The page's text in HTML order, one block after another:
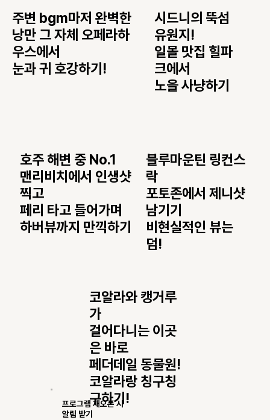
시드니의 뚝섬
유원지!
일몰 맛집 힐파
크에서
​노을 사냥하기
블루마운틴 링컨스
락
포토존에서 제니샷
남기기
​비현실적인 뷰는
덤!
호주 해변 중 No.1
맨리비치에서 인생샷
찍고
페리 타고 들어가며
하버뷰까지 만끽하기
주변 bgm마저 완벽한
낭만 그 자체 오페라하
우스에서
눈과 귀 호강하기!
코알라와 캥거루
가
걸어다니는 이곳
은 바로
페더데일 동물원!
코알라랑 칭구칭
구하기!
프로그램 재오픈 시
알림 받기